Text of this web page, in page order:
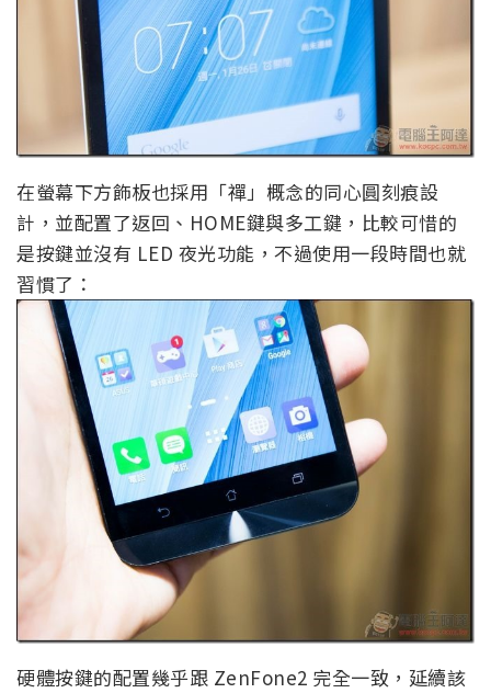
在螢幕下方飾板也採用「禪」概念的同心圓刻痕設
計，並配置了返回、HOME鍵與多工鍵，比較可惜的
是按鍵並沒有 LED 夜光功能，不過使用一段時間也就
習慣了：
硬體按鍵的配置幾乎跟 ZenFone2 完全一致，延續該